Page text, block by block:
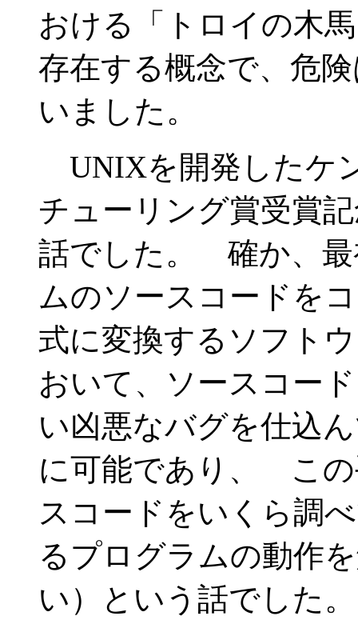
おける「トロイの木
存在する概念で、危
いました。
UNIXを開発したケ
チューリング賞受賞
話でした。 確か、最
ムのソースコードを
式に変換するソフト
おいて、ソースコー
い凶悪なバグを仕込
に可能であり、 この
スコードをいくら調
るプログラムの動作
い）という話でした